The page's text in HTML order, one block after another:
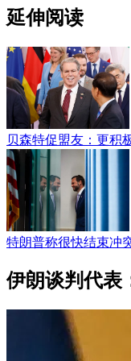
延伸阅读
贝森特促盟友：更积
特朗普称很快结束冲
伊朗谈判代表